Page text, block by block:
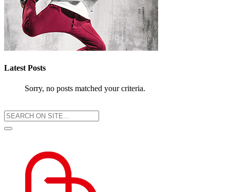
Latest Posts
Sorry, no posts matched your criteria.